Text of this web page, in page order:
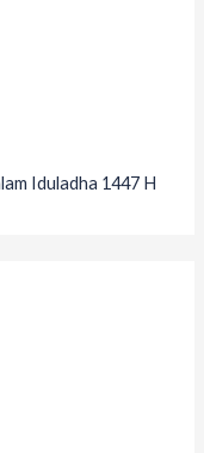
Iduladha 1447 H